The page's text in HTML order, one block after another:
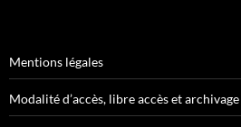
Mentions légales
Modalité d’accès, libre accès et archivage